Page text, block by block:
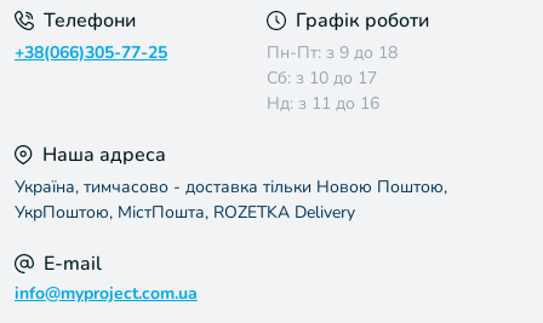
Телефони
+38(066)305-77-25
Графік роботи
Пн-Пт: з 9 до 18
Сб: з 10 до 17
Нд: з 11 до 16
Наша адреса
Україна, тимчасово - доставка тільки Новою Поштою,
УкрПоштою, МістПошта, ROZETKA Delivery
E-mail
info@myproject.com.ua